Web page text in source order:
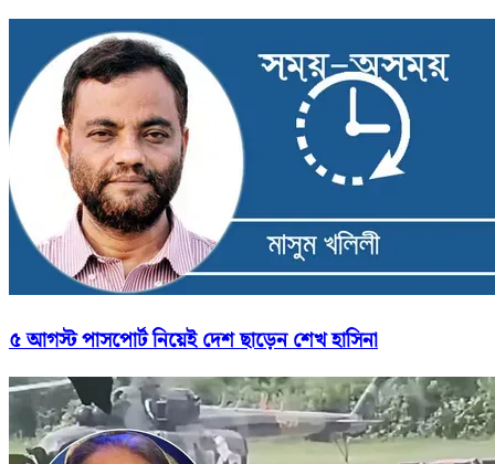
৫ আগস্ট পাসপোর্ট নিয়েই দেশ ছাড়েন শেখ হাসিনা